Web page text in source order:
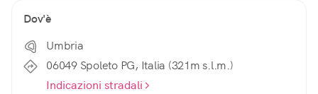
Dov'è
Umbria
06049 Spoleto PG, Italia (321m s.l.m.)
Indicazioni stradali